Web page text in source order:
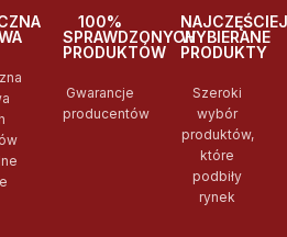
100%
SPRAWDZONYCH
PRODUKTÓW
Gwarancje
producentów
NAJCZĘŚCIEJ
WYBIERANE
PRODUKTY
Szeroki
wybór
produktów,
które
podbiły
rynek